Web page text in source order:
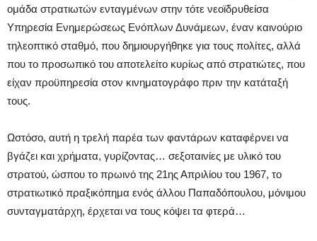
ομάδα στρατιωτών ενταγμένων στην τότε νεοϊδρυθείσα
Υπηρεσία Ενημερώσεως Ενόπλων Δυνάμεων, έναν καινούριο
τηλεοπτικό σταθμό, που δημιουργήθηκε για τους πολίτες, αλλά
που το προσωπικό του αποτελείτο κυρίως από στρατιώτες, που
είχαν προϋπηρεσία στον κινηματογράφο πριν την κατάταξή
τους.
Ωστόσο, αυτή η τρελή παρέα των φαντάρων καταφέρνει να
βγάζει και χρήματα, γυρίζοντας… σεξοταινίες με υλικό του
στρατού, ώσπου το πρωινό της 21ης Απριλίου του 1967, το
στρατιωτικό πραξικόπημα ενός άλλου Παπαδόπουλου, μόνιμου
συνταγματάρχη, έρχεται να τους κόψει τα φτερά…